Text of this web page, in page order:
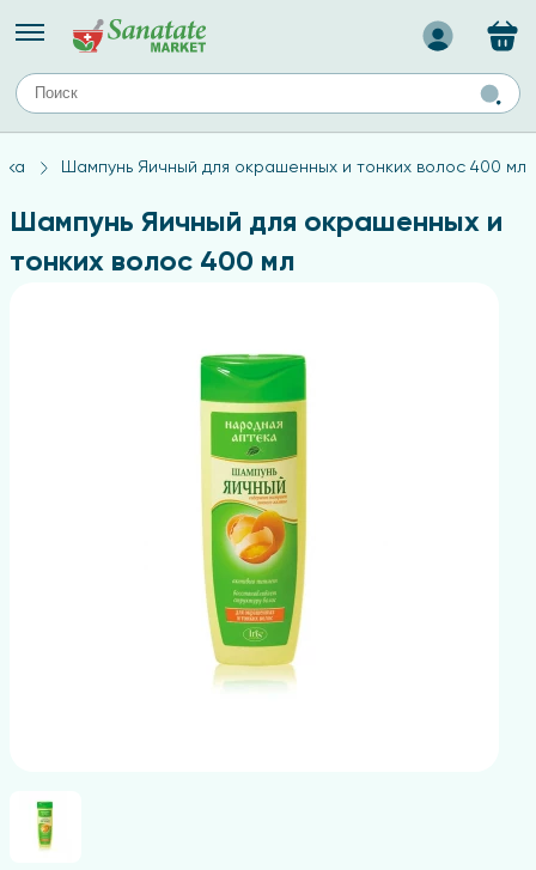
лица
Назад
ТИПЫ КОЖИ
Средства для комбинированной кожи
Средства для проблемной кожи
Средства для жирной кожи
Шампунь Яичный для окрашенных и тонких волос 400 мл
Шампунь Яичный для окрашенных и
тонких волос 400 мл